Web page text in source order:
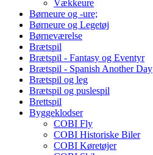
Vækkeure
Børneure og -ure;
Børneure og Legetøj
Børneværelse
Brætspil
Brætspil - Fantasy og Eventyr
Brætspil - Spanish Another Day
Brætspil og leg
Brætspil og puslespil
Brettspil
Byggeklodser
COBI Fly
COBI Historiske Biler
COBI Køretøjer